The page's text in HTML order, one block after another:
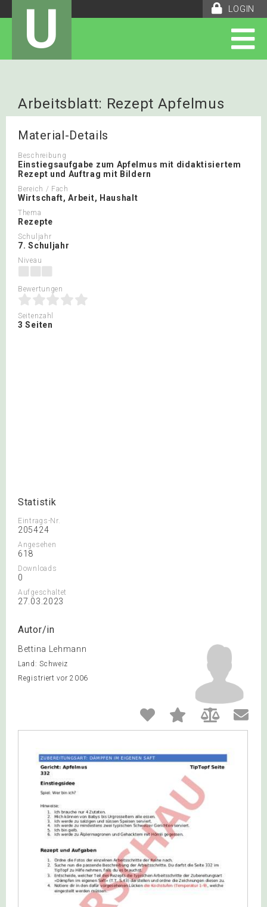
LOGIN
U
Arbeitsblatt: Rezept Apfelmus
Material-Details
Beschreibung
Einstiegsaufgabe zum Apfelmus mit didaktisiertem
Rezept und Auftrag mit Bildern
Bereich / Fach
Wirtschaft, Arbeit, Haushalt
Thema
Rezepte
Schuljahr
7. Schuljahr
Niveau
Bewertungen
Seitenzahl
3 Seiten
Statistik
Eintrags-Nr.
205424
Angesehen
618
Downloads
0
Aufgeschaltet
27.03.2023
Autor/in
Bettina Lehmann
Land: Schweiz
Registriert vor 2006